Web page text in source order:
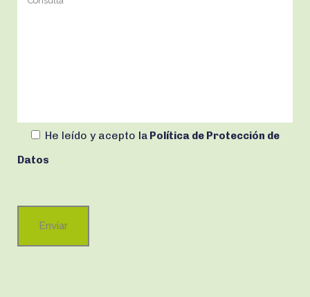
He leído y acepto la Política de Protección de
Datos